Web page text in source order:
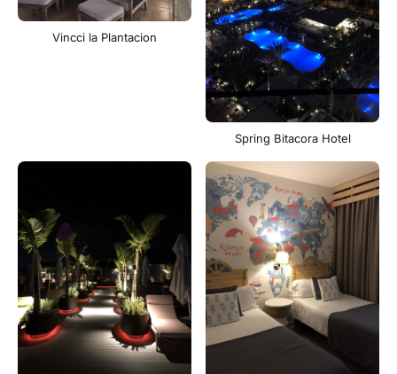
Vincci la Plantacion
Spring Bitacora Hotel